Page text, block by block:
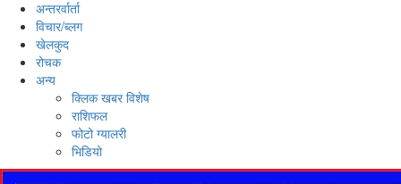
अन्तरर्वार्ता
विचार/ब्लग
खेलकुद
रोचक
अन्य
क्लिक खबर विशेष
राशिफल
फोटो ग्यालरी
भिडियो